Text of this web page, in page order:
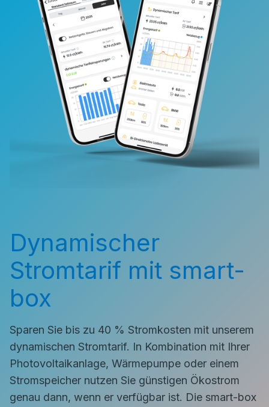
Dynamischer
Stromtarif mit smart-
box
Sparen Sie bis zu 40 % Stromkosten mit unserem
dynamischen Stromtarif. In Kombination mit Ihrer
Photovoltaikanlage, Wärmepumpe oder einem
Stromspeicher nutzen Sie günstigen Ökostrom
genau dann, wenn er verfügbar ist. Die smart-box